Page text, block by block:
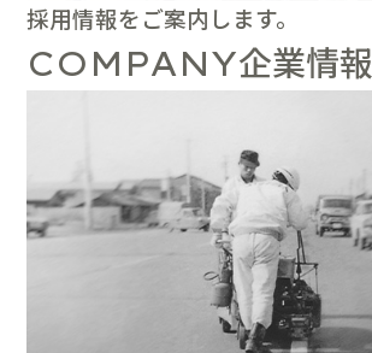
採用情報をご案内します。
COMPANY企業情報